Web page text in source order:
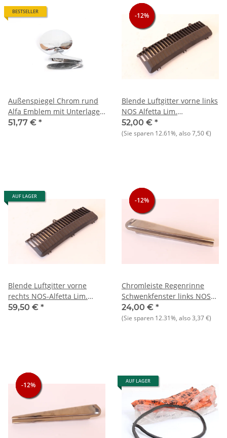
BESTSELLER
Außenspiegel Chrom rund
Alfa Emblem mit Unterlage
Alfa 105/115+116+AS NEU
51,77 € *
-12%
-12%
-12%
Blende Luftgitter vorne links
NOS Alfetta Lim.
2000+Giulietta
52,00 € *
(Sie sparen 12.61%, also7,50 €)
AUF LAGER
Blende Luftgitter vorne
rechts NOS-Alfetta Lim.
2000+Giulietta
59,50 € *
-12%
-12%
-12%
Chromleiste Regenrinne
Schwenkfenster links NOS
Alfetta Lim. 1.6-1.8
24,00 € *
(Sie sparen 12.31%, also3,37 €)
-12%
-12%
-12% AUF LAGER